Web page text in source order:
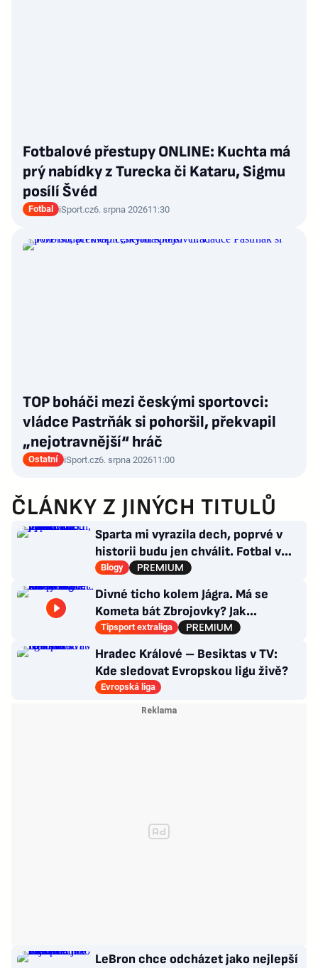
Fotbalové přestupy ONLINE: Kuchta má
prý nabídky z Turecka či Kataru, Sigmu
posílí Švéd
Fotbal iSport.cz6. srpna 202611:30
TOP boháči mezi českými sportovci:
vládce Pastrňák si pohoršil, překvapil
„nejotravnější“ hráč
Ostatní iSport.cz6. srpna 202611:00
ČLÁNKY Z JINÝCH TITULŮ
Sparta mi vyrazila dech, poprvé v
historii budu jen chválit. Fotbal v
moderním balení
Blogy
Divné ticho kolem Jágra. Má se
Kometa bát Zbrojovky? Jak
poskládat Pardubice
Tipsport extraliga
Hradec Králové – Besiktas v TV:
Kde sledovat Evropskou ligu živě?
Evropská liga
LeBron chce odcházet jako nejlepší